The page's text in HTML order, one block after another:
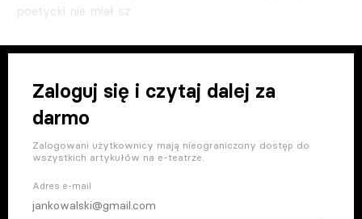
poetycki nie miał sz
Zaloguj się i czytaj dalej za
darmo
Zalogowani użytkownicy mają nieograniczony dostęp do
wszystkich artykułów na e-teatrze.
Adres e-mail